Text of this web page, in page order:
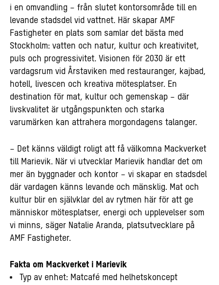
i en omvandling – från slutet kontorsområde till en
levande stadsdel vid vattnet. Här skapar AMF
Fastigheter en plats som samlar det bästa med
Stockholm: vatten och natur, kultur och kreativitet,
puls och progressivitet. Visionen för 2030 är ett
vardagsrum vid Årstaviken med restauranger, kajbad,
hotell, livescen och kreativa mötesplatser. En
destination för mat, kultur och gemenskap – där
livskvalitet är utgångspunkten och starka
varumärken kan attrahera morgondagens talanger.
– Det känns väldigt roligt att få välkomna Mackverket
till Marievik. När vi utvecklar Marievik handlar det om
mer än byggnader och kontor – vi skapar en stadsdel
där vardagen känns levande och mänsklig. Mat och
kultur blir en självklar del av rytmen här för att ge
människor mötesplatser, energi och upplevelser som
vi minns, säger Natalie Aranda, platsutvecklare på
AMF Fastigheter.
Fakta om Mackverket i Marievik
Typ av enhet: Matcafé med helhetskoncept